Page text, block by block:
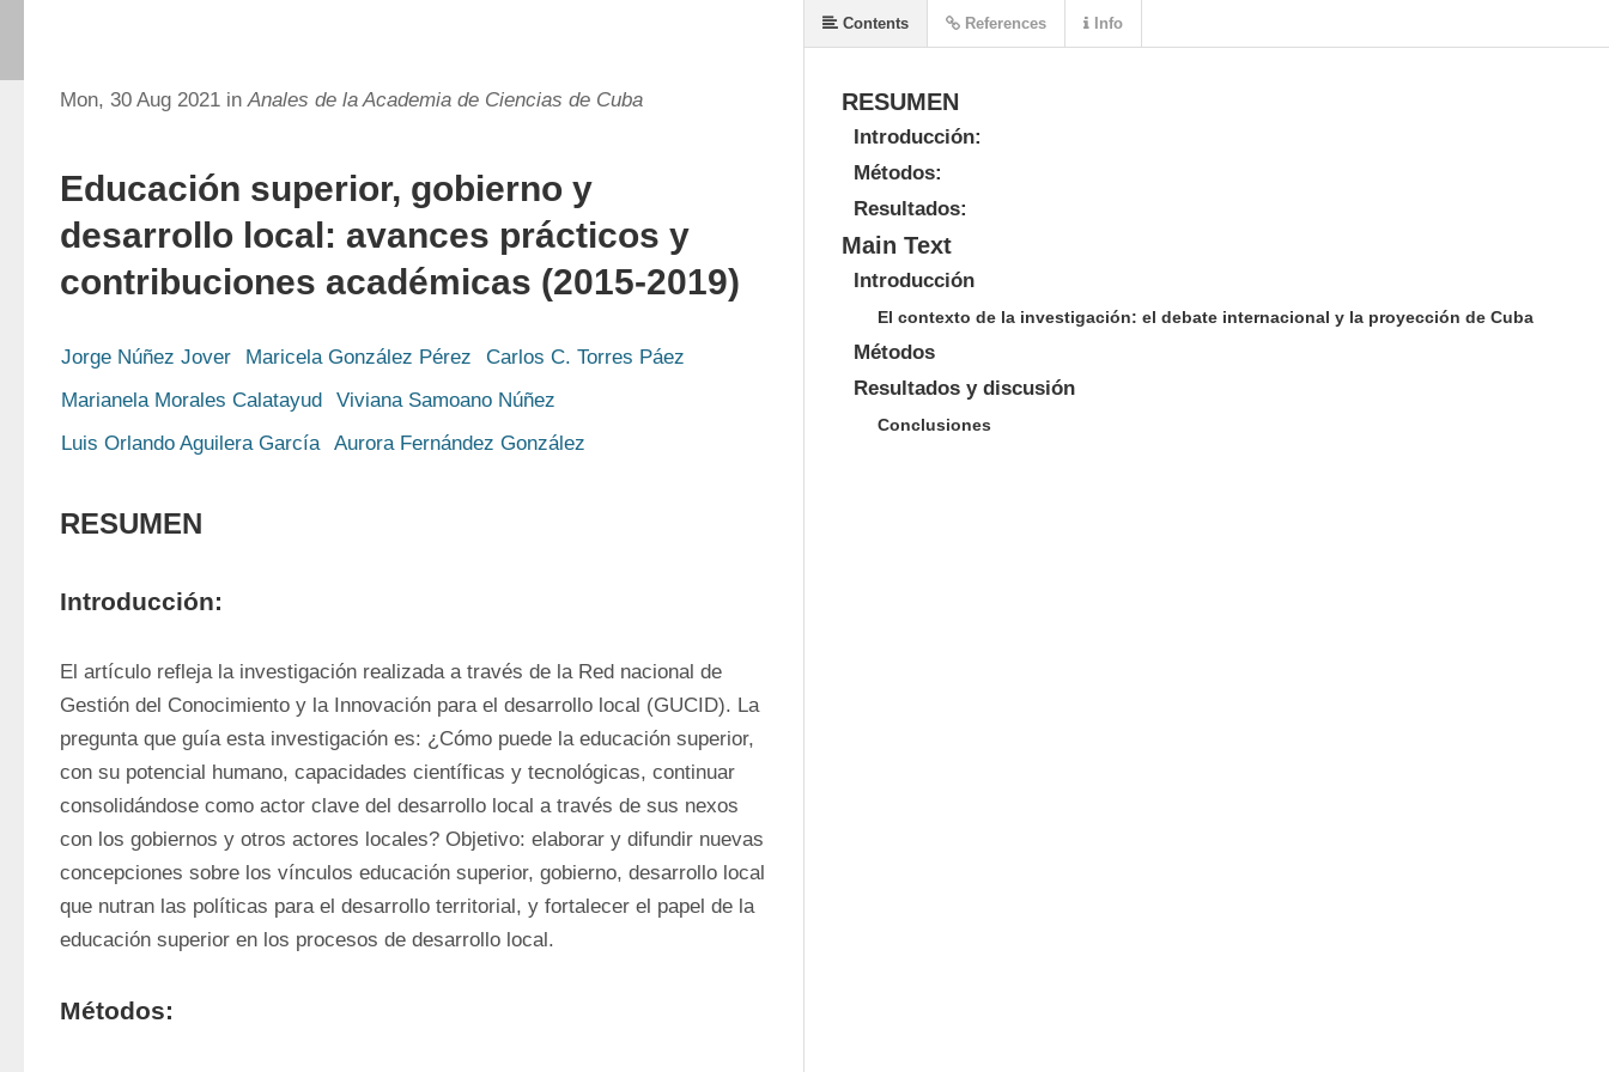
Mon, 30 Aug 2021 inAnales de la Academia de Ciencias de Cuba
Educación superior, gobierno y
desarrollo local: avances prácticos y
contribuciones académicas (2015-2019)
Jorge Núñez Jover Maricela González Pérez
Carlos C. Torres Páez
Marianela Morales Calatayud
Viviana Samoano Núñez
Luis Orlando Aguilera García
Aurora Fernández González
RESUMEN
Introducción:
El artículo refleja la investigación realizada a través de la Red nacional de
Gestión del Conocimiento y la Innovación para el desarrollo local (GUCID). La
pregunta que guía esta investigación es: ¿Cómo puede la educación superior,
con su potencial humano, capacidades científicas y tecnológicas, continuar
consolidándose como actor clave del desarrollo local a través de sus nexos
con los gobiernos y otros actores locales? Objetivo: elaborar y difundir nuevas
concepciones sobre los vínculos educación superior, gobierno, desarrollo local
que nutran las políticas para el desarrollo territorial, y fortalecer el papel de la
educación superior en los procesos de desarrollo local.
Métodos:
RESUMEN
Introducción:
Métodos:
Resultados:
Main Text
Introducción
El contexto de la investigación: el debate internacional y la proyección de Cuba
Métodos
Resultados y discusión
Conclusiones
Contents References Info